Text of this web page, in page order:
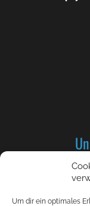
Um dir ein optimales